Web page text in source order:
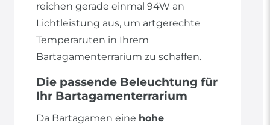
reichen gerade einmal 94W an
Lichtleistung aus, um artgerechte
Temperaruten in Ihrem
Bartagamenterrarium zu schaffen.
Die passende Beleuchtung für
Ihr Bartagamenterrarium
Da Bartagamen eine hohe